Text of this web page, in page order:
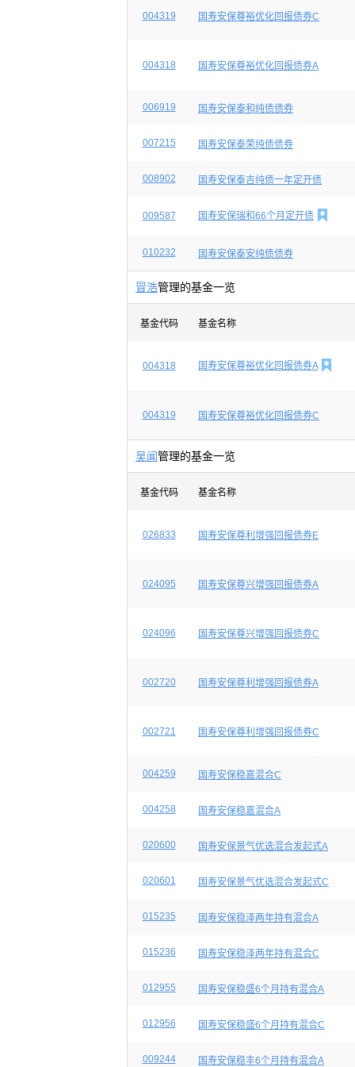
004319 国寿安保尊裕优化回报债券C
004318 国寿安保尊裕优化回报债券A
006919 国寿安保泰和纯债债券
007215 国寿安保泰荣纯债债券
008902 国寿安保泰吉纯债一年定开债
009587 国寿安保瑞和66个月定开债 
010232 国寿安保泰安纯债债券
冒浩管理的基金一览
基金代码 基金名称
004318 国寿安保尊裕优化回报债券A 
004319 国寿安保尊裕优化回报债券C
吴闻管理的基金一览
基金代码 基金名称
026833 国寿安保尊利增强回报债券E
024095 国寿安保尊兴增强回报债券A
024096 国寿安保尊兴增强回报债券C
002720 国寿安保尊利增强回报债券A
002721 国寿安保尊利增强回报债券C
004259 国寿安保稳嘉混合C
004258 国寿安保稳嘉混合A
020600 国寿安保景气优选混合发起式A
020601 国寿安保景气优选混合发起式C
015235 国寿安保稳泽两年持有混合A
015236 国寿安保稳泽两年持有混合C
012955 国寿安保稳盛6个月持有混合A
012956 国寿安保稳盛6个月持有混合C
009244 国寿安保稳丰6个月持有混合A